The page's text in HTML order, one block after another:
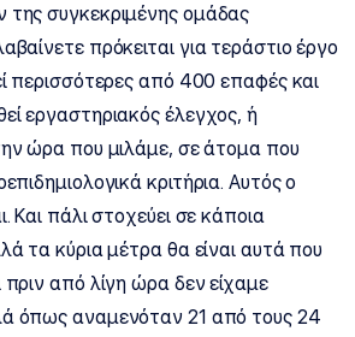
συγκεκριμένης ομάδας
πρόκειται για τεράστιο έργο
περισσότερες από 400 επαφές και
εργαστηριακός έλεγχος, ή
ώρα που μιλάμε, σε άτομα που
κριτήρια. Αυτός ο
Και πάλι στοχεύει σε κάποια
τα κύρια μέτρα θα είναι αυτά που
από λίγη ώρα δεν είχαμε
όπως αναμενόταν 21 από τους 24